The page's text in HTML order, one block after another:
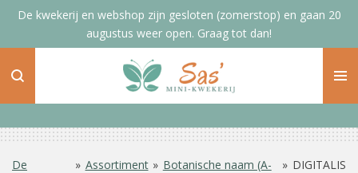
Ga
de
De kwekerij en webshop zijn gesloten (zomerstop) en gaan 20
augustus weer open. Graag tot dan!
De
» Assortiment » Botanische naam (A-
» DIGITALIS